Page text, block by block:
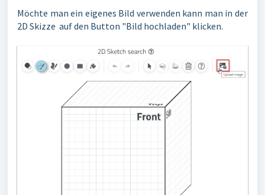
Möchte man ein eigenes Bild verwenden kann man in der
2D Skizze auf den Button "Bild hochladen" klicken.